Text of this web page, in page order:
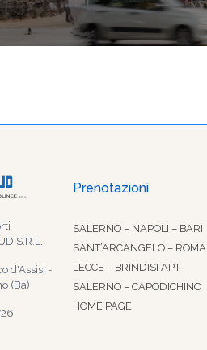
S.R.L.
d'Assisi -
(Ba)
Prenotazioni
SALERNO – NAPOLI – BARI
SANT’ARCANGELO – ROMA
LECCE – BRINDISI APT
SALERNO – CAPODICHINO
HOME PAGE